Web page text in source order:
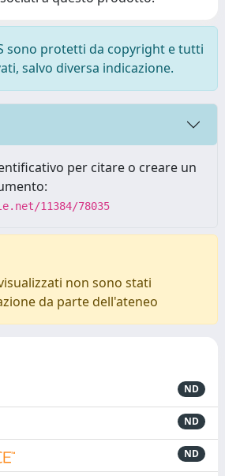
sono protetti da copyright e tutti
salvo diversa indicazione.
per citare o creare un
11384/78035
non sono stati
da parte dell'ateneo
ND
ND
ND